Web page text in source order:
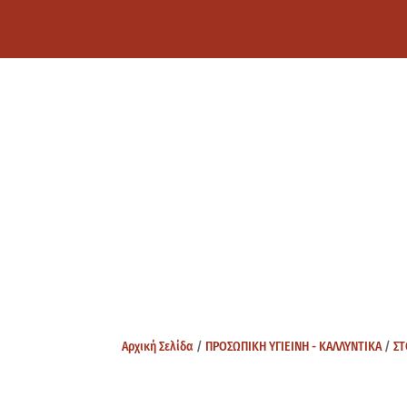
Αρχική Σελίδα / ΠΡΟΣΩΠΙΚΗ ΥΓΙΕΙΝΗ - ΚΑΛΛΥΝΤΙΚΑ/